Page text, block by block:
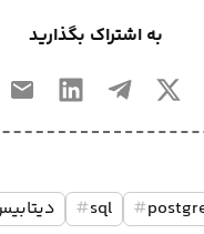
به اشتراک بگذارید
#
sql
#